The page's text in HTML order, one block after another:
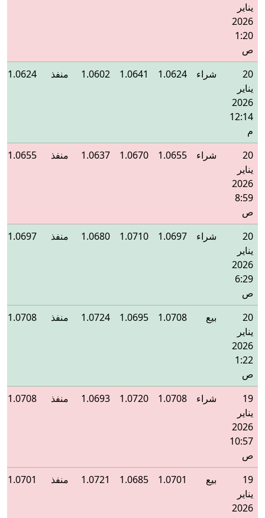
يناير
2026
1:20
ص
20
يناير
2026
12:14
م
شراء 1.0624
1.0641
1.0602 منفذ 1.0624
20
يناير
2026
8:59
ص
شراء 1.0655
1.0670
1.0637 منفذ 1.0655
20
يناير
2026
6:29
ص
شراء 1.0697
1.0710
1.0680 منفذ 1.0697
20
يناير
2026
1:22
ص
بيع 1.0708
1.0695
1.0724 منفذ 1.0708
19
يناير
2026
10:57
ص
شراء 1.0708
1.0720
1.0693 منفذ 1.0708
19
يناير
2026
بيع 1.0701
1.0685
1.0721 منفذ 1.0701